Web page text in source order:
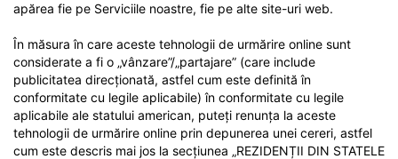
apărea fie pe Serviciile noastre, fie pe alte site-uri web.
În măsura în care aceste tehnologii de urmărire online sunt
considerate a fi o „vânzare”/„partajare” (care include
publicitatea direcționată, astfel cum este definită în
conformitate cu legile aplicabile) în conformitate cu legile
aplicabile ale statului american, puteți renunța la aceste
tehnologii de urmărire online prin depunerea unei cereri, astfel
cum este descris mai jos la secțiunea „REZIDENȚII DIN STATELE